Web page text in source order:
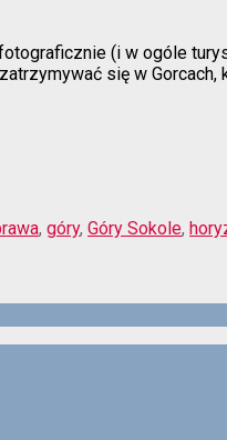
(i w ogóle
się w
, góry, Góry Sokole,